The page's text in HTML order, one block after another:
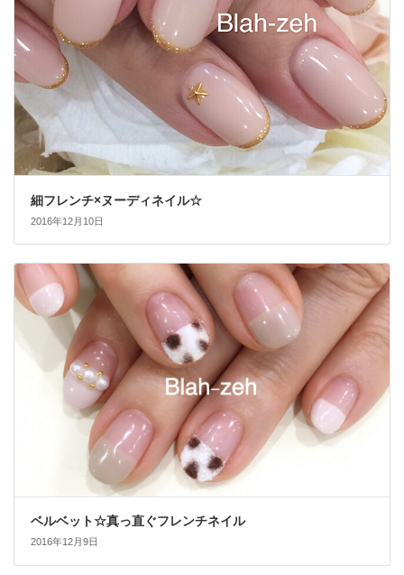
細フレンチ×ヌーディネイル☆
2016年12月10日
ベルベット☆真っ直ぐフレンチネイル
2016年12月9日